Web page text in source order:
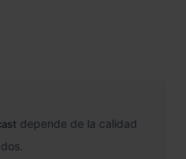
depende de la calidad